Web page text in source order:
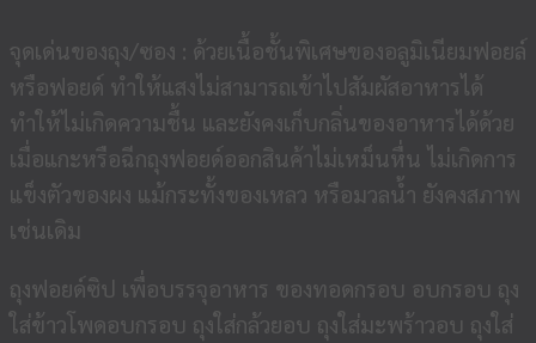
จุดเด่นของถุง/ซอง : ด้วยเนื้อชั้นพิเศษของอลูมิเนียมฟอยล์
หรือฟอยด์ ทำให้แสงไม่สามารถเข้าไปสัมผัสอาหารได้
ทำให้ไม่เกิดความชื้น และยังคงเก็บกลิ่นของอาหารได้ด้วย
เมื่อแกะหรือฉีกถุงฟอยด์ออกสินค้าไม่เหม็นหื่น ไม่เกิดการ
แข็งตัวของผง แม้กระทั้งของเหลว หรือมวลน้ำ ยังคงสภาพ
เช่นเดิม
ถุงฟอยด์ซิป เพื่อบรรจุอาหาร ของทอดกรอบ อบกรอบ ถุง
ใส่ข้าวโพดอบกรอบ ถุงใส่กล้วยอบ ถุงใส่มะพร้าวอบ ถุงใส่